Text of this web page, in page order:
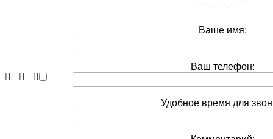
Ваше имя:
Ваш телефон:
Удобное время для